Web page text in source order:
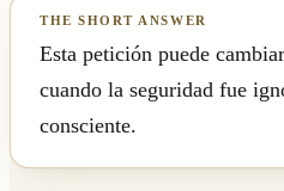
Esta petición puede
cuando la seguridad fue
consciente.